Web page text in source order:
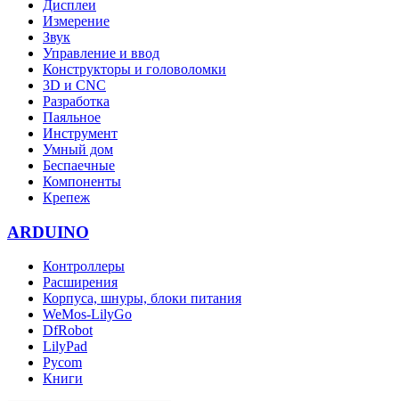
Дисплеи
Измерение
Звук
Управление и ввод
Конструкторы и головоломки
3D и CNC
Разработка
Паяльное
Инструмент
Умный дом
Беспаечные
Компоненты
Крепеж
ARDUINO
Контроллеры
Расширения
Корпуса, шнуры, блоки питания
WeMos-LilyGo
DfRobot
LilyPad
Pycom
Книги